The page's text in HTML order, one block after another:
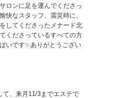
ロンに足を運んでくださっ
快なスタッフ、震災時に、
してくださったメナード北
くださっているすべての方
いです✨ありがとうござい
て、来月11/3までエステで